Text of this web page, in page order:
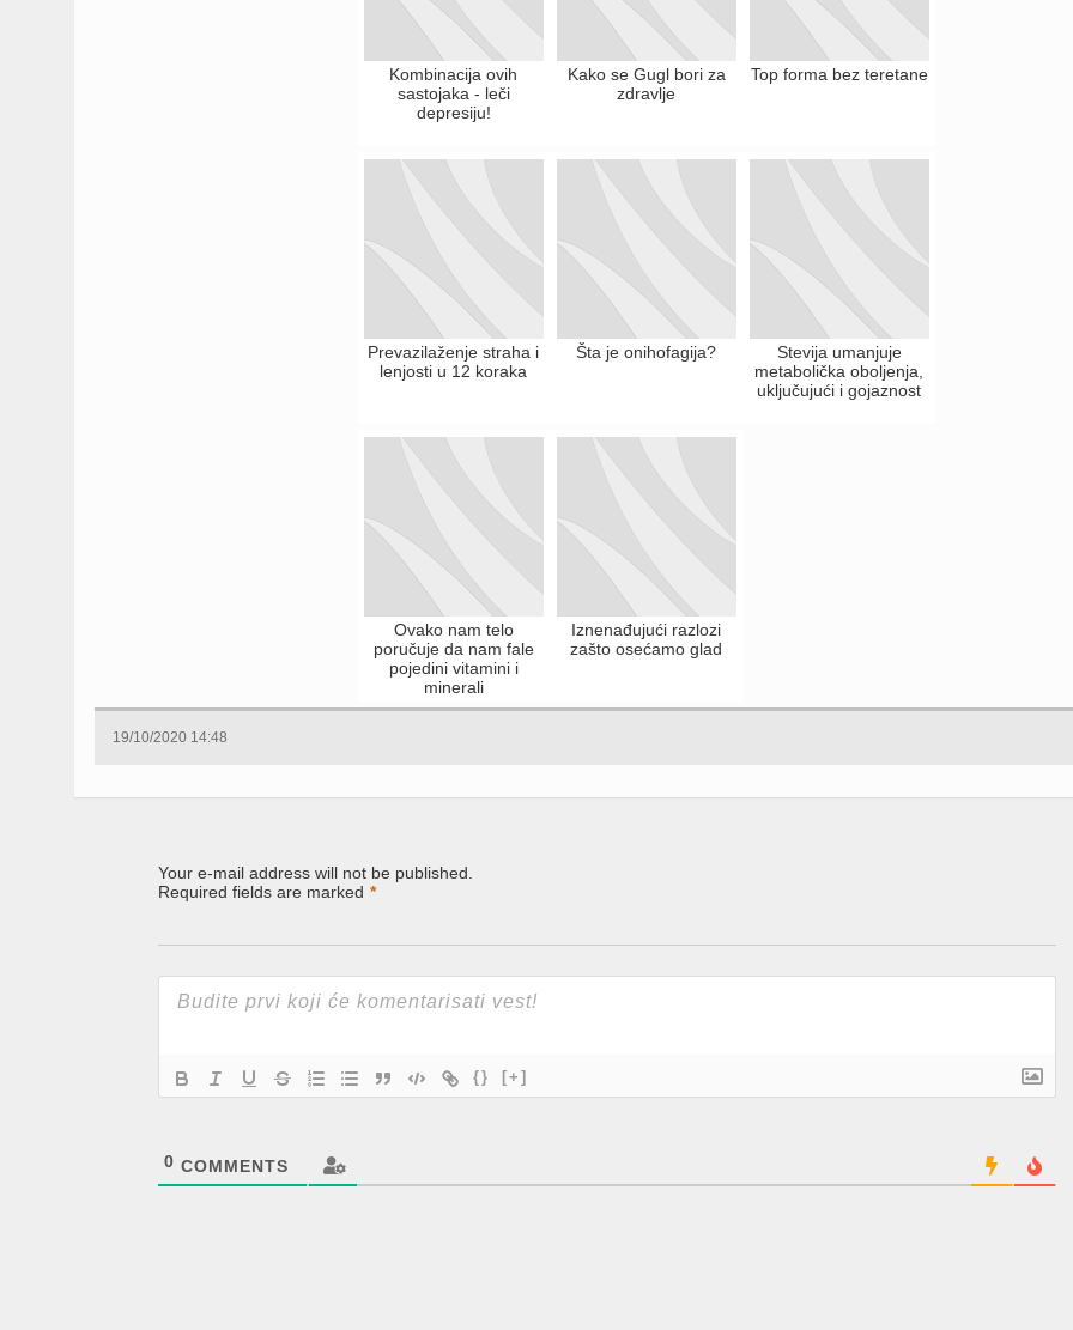
Kombinacija ovih
sastojaka - leči
depresiju!
Kako se Gugl bori za
zdravlje
Top forma bez teretane
Prevazilaženje straha i
lenjosti u 12 koraka
Šta je onihofagija?
Stevija umanjuje
metabolička oboljenja,
uključujući i gojaznost
Ovako nam telo
poručuje da nam fale
pojedini vitamini i
minerali
Iznenađujući razlozi
zašto osećamo glad
19/10/2020 14:48
Your e-mail address will not be published.
Required fields are marked *
{} [+]
0 COMMENTS